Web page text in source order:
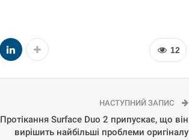
12
НАСТУПНИЙ ЗАПИС
Протікання Surface Duo 2 припускає, що він
вирішить найбільші проблеми оригіналу